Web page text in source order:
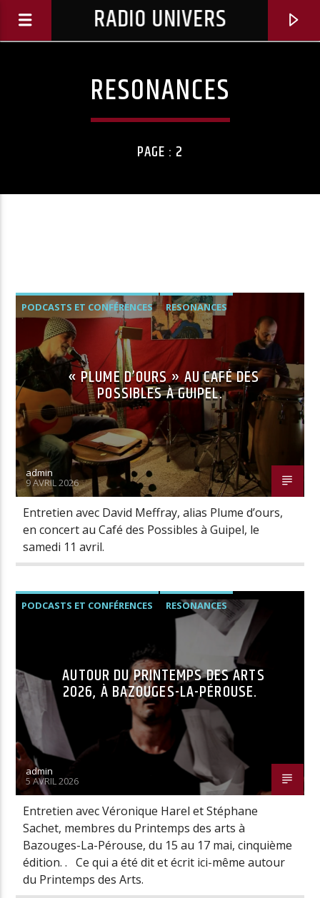
RADIO UNIVERS
Radio Univers
RESONANCES
PAGE : 2
PODCASTS ET CONFÉRENCES RESONANCES
« PLUME D’OURS » AU CAFÉ DES
POSSIBLES À GUIPEL.
admin
9 AVRIL 2026
Entretien avec David Meffray, alias Plume d’ours,
en concert au Café des Possibles à Guipel, le
samedi 11 avril.
PODCASTS ET CONFÉRENCES RESONANCES
AUTOUR DU PRINTEMPS DES ARTS
2026, À BAZOUGES-LA-PÉROUSE.
admin
5 AVRIL 2026
Entretien avec Véronique Harel et Stéphane
Sachet, membres du Printemps des arts à
Bazouges-La-Pérouse, du 15 au 17 mai, cinquième
édition. . Ce qui a été dit et écrit ici-même autour
du Printemps des Arts.